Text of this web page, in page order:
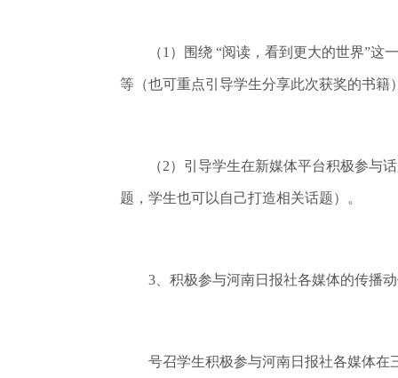
（1）围绕 “阅读，看到更大的世界”这一
等（也可重点引导学生分享此次获奖的书籍
（2）引导学生在新媒体平台积极参与话
题，学生也可以自己打造相关话题）。
3、积极参与河南日报社各媒体的传播动
号召学生积极参与河南日报社各媒体在